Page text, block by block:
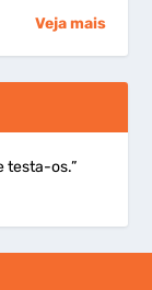
Veja mais
testa-os.”